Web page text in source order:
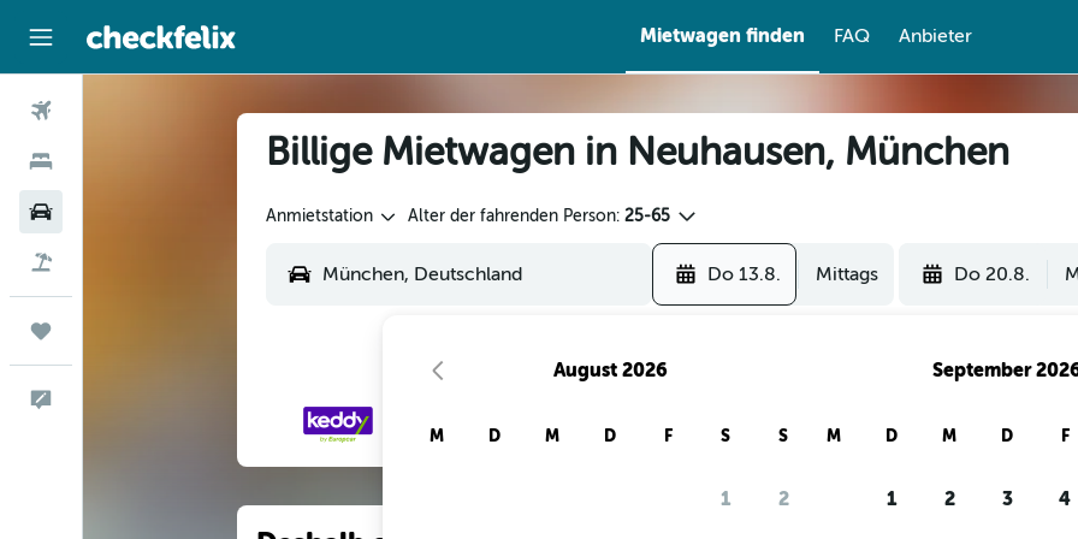
Mietwagen finden FAQ Anbieter
Billige Mietwagen in Neuhausen, München
Anmietstation Alter der fahrenden Person: 25-65
Do 13.8. Mittags Do 20.8.
August 2026
M D M D F S S
1 2
September
M D M D F
1 2 3 4